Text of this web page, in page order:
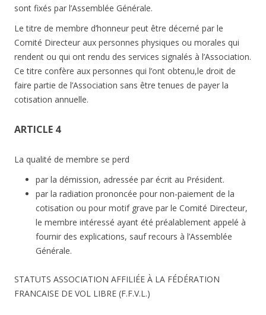
sont fixés par l’Assemblée Générale.
Le titre de membre d’honneur peut être décerné par le
Comité Directeur aux personnes physiques ou morales qui
rendent ou qui ont rendu des services signalés à l’Association.
Ce titre confère aux personnes qui l’ont obtenu,le droit de
faire partie de l’Association sans être tenues de payer la
cotisation annuelle.
ARTICLE 4
La qualité de membre se perd
par la démission, adressée par écrit au Président.
par la radiation prononcée pour non-paiement de la
cotisation ou pour motif grave par le Comité Directeur,
le membre intéressé ayant été préalablement appelé à
fournir des explications, sauf recours à l’Assemblée
Générale.
STATUTS ASSOCIATION AFFILIÉE À LA FÉDÉRATION
FRANCAISE DE VOL LIBRE (F.F.V.L.)